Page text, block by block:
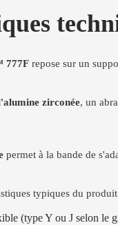
777F repose sur un
zirconée, un
permet à la bande de
typiques du
(type Y ou J selon le